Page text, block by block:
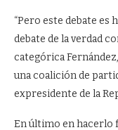
“Pero este debate
debate de la verdad
categórica
una coalición de
expresidente de la
En último en hacerlo